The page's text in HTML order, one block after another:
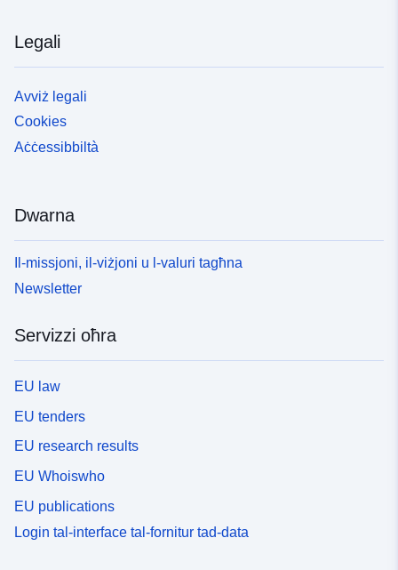
Legali
Avviż legali
Cookies
Aċċessibbiltà
Dwarna
Il-missjoni, il-viżjoni u l-valuri tagħna
Newsletter
Servizzi oħra
EU law
EU tenders
EU research results
EU Whoiswho
EU publications
Login tal-interface tal-fornitur tad-data